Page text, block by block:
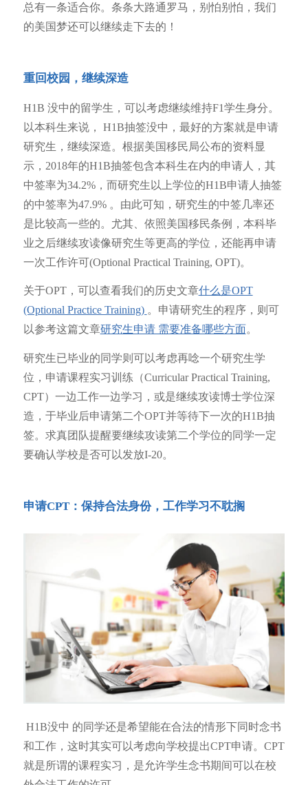
总有一条适合你。条条大路通罗马，别怕别怕，我们
的美国梦还可以继续走下去的！
重回校园，继续深造
H1B 没中的留学生，可以考虑继续维持F1学生身分。
以本科生来说， H1B抽签没中，最好的方案就是申请
研究生，继续深造。根据美国移民局公布的资料显
示，2018年的H1B抽签包含本科生在内的申请人，其
中签率为34.2%，而研究生以上学位的H1B申请人抽签
的中签率为47.9% 。由此可知，研究生的中签几率还
是比较高一些的。尤其、依照美国移民条例，本科毕
业之后继续攻读像研究生等更高的学位，还能再申请
一次工作许可(Optional Practical Training, OPT)。
关于OPT，可以查看我们的历史文章什么是OPT
(Optional Practice Training) 。申请研究生的程序，则可
以参考这篇文章研究生申请 需要准备哪些方面。
研究生已毕业的同学则可以考虑再唸一个研究生学
位，申请课程实习训练（Curricular Practical Training,
CPT）一边工作一边学习，或是继续攻读博士学位深
造，于毕业后申请第二个OPT并等待下一次的H1B抽
签。求真团队提醒要继续攻读第二个学位的同学一定
要确认学校是否可以发放I-20。
申请CPT：保持合法身份，工作学习不耽搁
H1B没中 的同学还是希望能在合法的情形下同时念书
和工作，这时其实可以考虑向学校提出CPT申请。CPT
就是所谓的课程实习，是允许学生念书期间可以在校